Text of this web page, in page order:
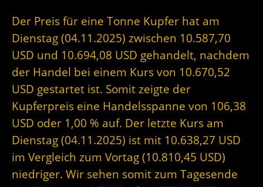
Der Preis für eine Tonne Kupfer hat am
Dienstag (04.11.2025) zwischen 10.587,70
USD und 10.694,08 USD gehandelt, nachdem
der Handel bei einem Kurs von 10.670,52
USD gestartet ist. Somit zeigte der
Kupferpreis eine Handelsspanne von 106,38
USD oder 1,00 % auf. Der letzte Kurs am
Dienstag (04.11.2025) ist mit 10.638,27 USD
im Vergleich zum Vortag (10.810,45 USD)
niedriger. Wir sehen somit zum Tagesende